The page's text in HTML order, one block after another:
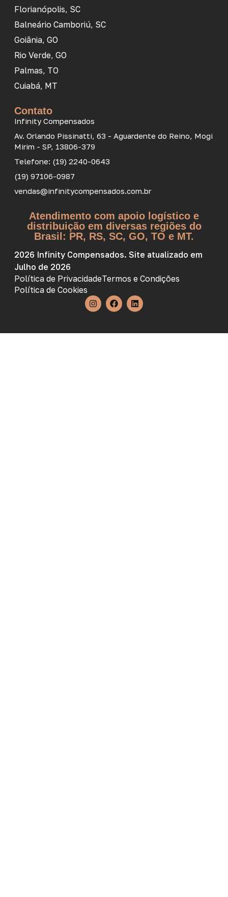
Florianópolis, SC
Balneário Camboriú, SC
Goiânia, GO
Rio Verde, GO
Palmas, TO
Cuiabá, MT
Contato
Infinity Compensados
Av. Orlando Pissinatti, 63 - Aguardente do Reino, Mogi
Mirim - SP, 13806-379
Telefone: (19) 2240-0643
(19) 97106-0987
vendas@infinitycompensados.com.br
Atendimento com apoio logístico e
distribuição em diversas regiões do
Brasil: PR, RS, SC, GO, TO e MT.
2026 Infinity Compensados. Site atualizado em
Julho de 2026
Política de PrivacidadeTermos e Condições
Política de Cookies